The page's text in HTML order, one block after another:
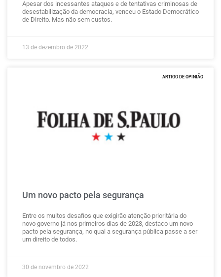
Apesar dos incessantes ataques e de tentativas criminosas de
desestabilização da democracia, venceu o Estado Democrático
de Direito. Mas não sem custos.
13 de dezembro de 2022
ARTIGO DE OPINIÃO
Um novo pacto pela segurança
Entre os muitos desafios que exigirão atenção prioritária do
novo governo já nos primeiros dias de 2023, destaco um novo
pacto pela segurança, no qual a segurança pública passe a ser
um direito de todos.
30 de novembro de 2022